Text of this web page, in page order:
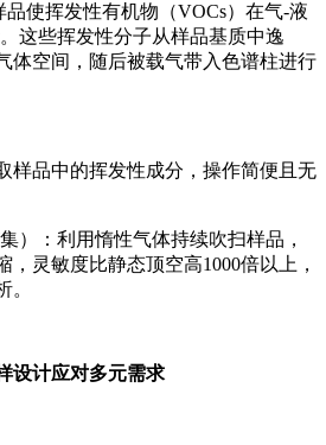
品使挥发性有机物（VOCs）在气-液
这些挥发性分子从样品基质中逸
体空间，随后被载气带入色谱柱进行
样品中的挥发性成分，操作简便且无
集）：利用惰性气体持续吹扫样品，
，灵敏度比静态顶空高1000倍以上，
。
设计应对多元需求